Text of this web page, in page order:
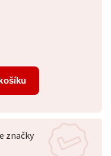
značky